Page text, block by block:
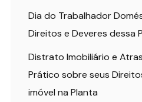
Dia do Trabalhador
Direitos e Deveres dessa
Distrato Imobiliário e
Prático sobre seus
imóvel na Planta